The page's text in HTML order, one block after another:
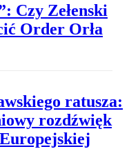
Czy Zełenski
Order Orła
ratusza:
rozdźwięk